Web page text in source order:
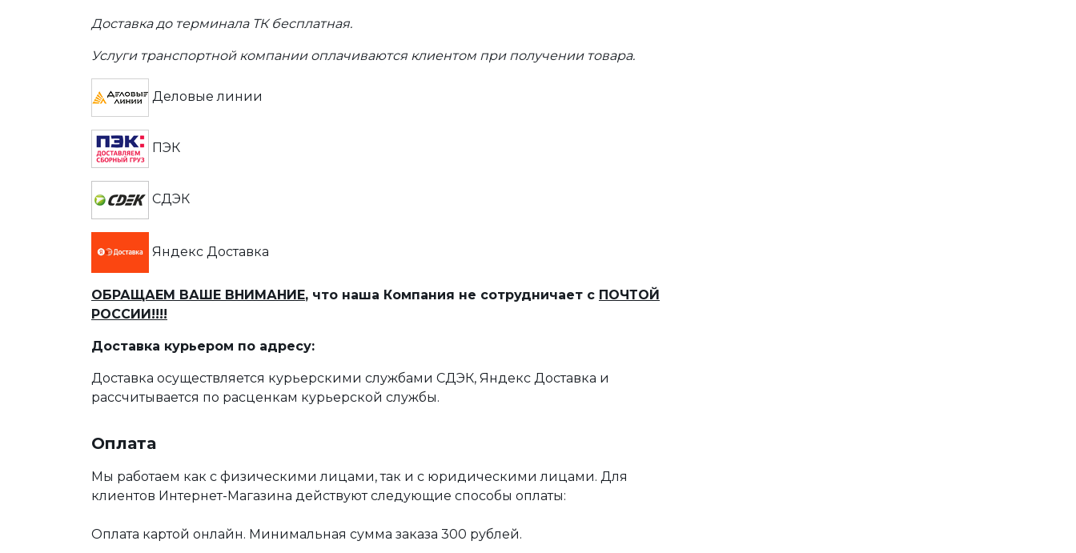
Доставка до терминала ТК бесплатная.
Услуги транспортной компании оплачиваются клиентом при получении товара.
Деловые линии
ПЭК
СДЭК
Яндекс Доставка
ОБРАЩАЕМ ВАШЕ ВНИМАНИЕ, что наша Компания не сотрудничает с ПОЧТОЙ
РОССИИ!!!!
Доставка курьером по адресу:
Доставка осуществляется курьерскими службами СДЭК, Яндекс Доставка и
рассчитывается по расценкам курьерской службы.
Оплата
Мы работаем как с физическими лицами, так и с юридическими лицами. Для
клиентов Интернет-Магазина действуют следующие способы оплаты:
Оплата картой онлайн. Минимальная сумма заказа 300 рублей.